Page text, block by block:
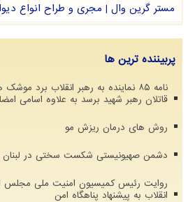
مستر گرین وال | مجری و طراح انواع
پربیننده ترین ها
نامه ۸۵ نماینده به رهبر انقلاب برد
قاتلان رهبر شهید برسد به علاوه اسامی
روش های درمان ریزش مو
دشمن صهیونیستی شکست سختی در لبنان
روایت رئیس کمیسیون امنیت ملی مجلس
انقلاب به پیشنهاد پناهگاه امن